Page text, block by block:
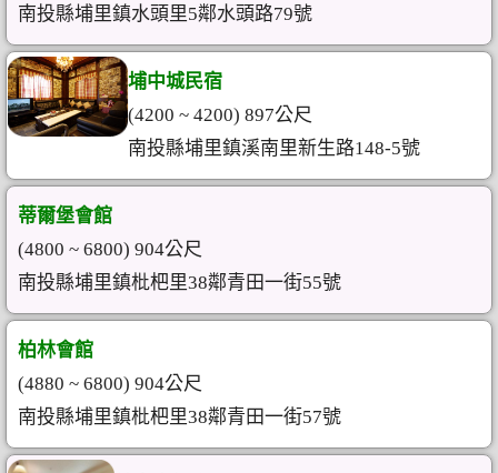
南投縣埔里鎮水頭里5鄰水頭路79號
埔中城民宿
(4200 ~ 4200) 897公尺
南投縣埔里鎮溪南里新生路148-5號
蒂爾堡會館
(4800 ~ 6800) 904公尺
南投縣埔里鎮枇杷里38鄰青田一街55號
柏林會館
(4880 ~ 6800) 904公尺
南投縣埔里鎮枇杷里38鄰青田一街57號